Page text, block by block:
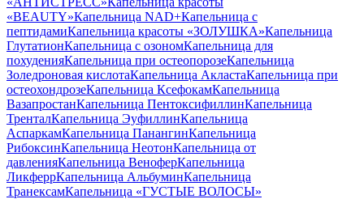
«BEAUTY»Капельница NAD+Капельница с
пептидамиКапельница красоты «ЗОЛУШКА»Капельница
ГлутатионКапельница с озономКапельница для
похуденияКапельница при остеопорозеКапельница
Золедроновая кислотаКапельница АкластаКапельница при
остеохондрозеКапельница КсефокамКапельница
ВазапростанКапельница ПентоксифиллинКапельница
ТренталКапельница ЭуфиллинКапельница
АспаркамКапельница ПанангинКапельница
РибоксинКапельница НеотонКапельница от
давленияКапельница ВеноферКапельница
ЛикферрКапельница АльбуминКапельница
ТранексамКапельница «ГУСТЫЕ ВОЛОСЫ»